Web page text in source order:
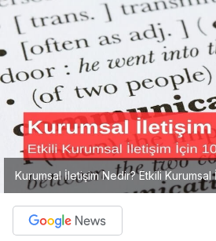
Kurumsal İletişim Nedir? Etkili Kurumsal